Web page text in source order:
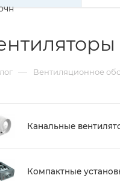
— Вентиляционное
Канальные
Компактные